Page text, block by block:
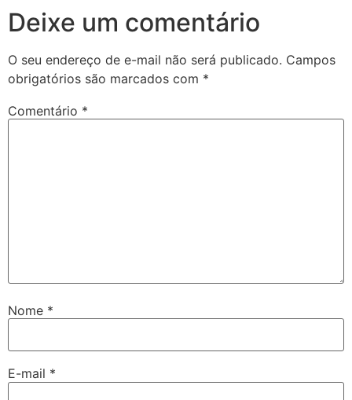
Deixe um comentário
O seu endereço de e-mail não será publicado. Campos
obrigatórios são marcados com *
Comentário *
Nome *
E-mail *